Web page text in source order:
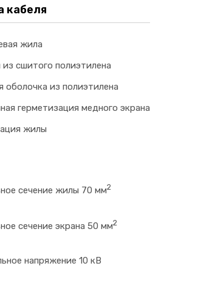
кабеля
жила
из сшитого полиэтилена
оболочка из полиэтилена
герметизация медного экрана
жилы
сечение жилы 70 мм2
сечение экрана 50 мм2
напряжение 10 кВ